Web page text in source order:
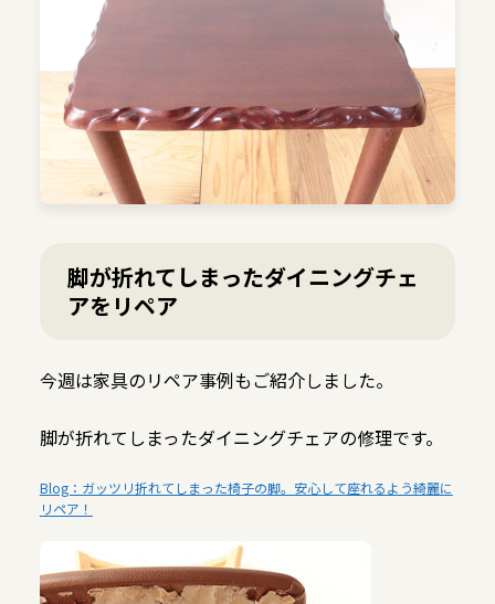
脚が折れてしまったダイニングチェ
アをリペア
今週は家具のリペア事例もご紹介しました。
脚が折れてしまったダイニングチェアの修理です。
Blog：ガッツリ折れてしまった椅子の脚。安心して座れるよう綺麗に
リペア！